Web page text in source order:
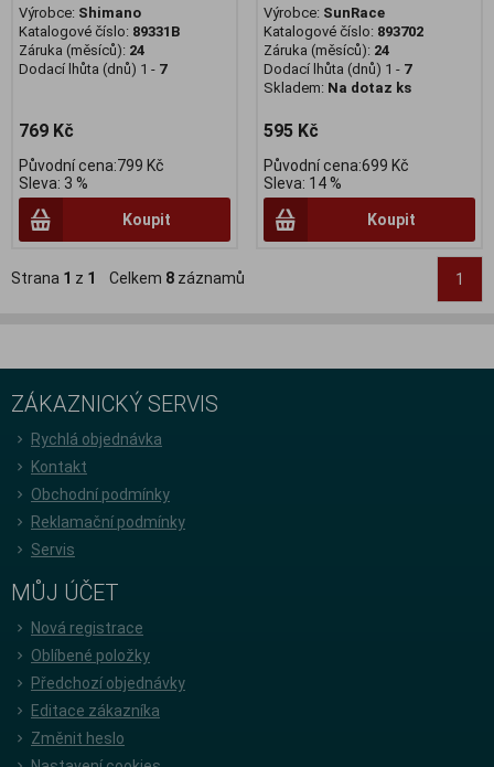
Výrobce: Shimano
Katalogové číslo: 89331B
Záruka (měsíců): 24
Dodací lhůta (dnů) 1 - 7
769 Kč
Původní cena:799 Kč
Sleva: 3 %
Koupit
Výrobce: SunRace
Katalogové číslo: 893702
Záruka (měsíců): 24
Dodací lhůta (dnů) 1 - 7
Skladem: Na dotaz ks
595 Kč
Původní cena:699 Kč
Sleva: 14 %
Koupit
Strana 1 z 1 Celkem 8 záznamů 1
ZÁKAZNICKÝ SERVIS
Rychlá objednávka
Kontakt
Obchodní podmínky
Reklamační podmínky
Servis
MŮJ ÚČET
Nová registrace
Oblíbené položky
Předchozí objednávky
Editace zákazníka
Změnit heslo